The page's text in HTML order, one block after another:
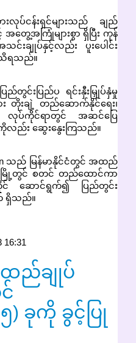
ငန်းရှင်များသည် ချည်
ေ့အကြုံများစွာ ရှိပြီး ကုန်
းချုပ်နှင့်လည်း ပူးပေါင်း
သိရသည်။
တွင်းပြည်ပ ရင်းနှီးမြှုပ်နှံမှု
တိုးချဲ့ တည်ဆောက်နိုင်ရေး၊
က် လုပ်ကိုင်ရာတွင် အဆင်ပြေ
ကိုလည်း ဆွေးနွေးကြသည်။
သည် မြန်မာနိုင်ငံတွင် အထည်
မြို့တွင် စတင် တည်ထောင်ကာ
င် ဆောင်ရွက်၍ ပြည်တွင်း
ရှိသည်။
16:31
ည်ချုပ်
၅) ခုကို ခွင့်ပြု